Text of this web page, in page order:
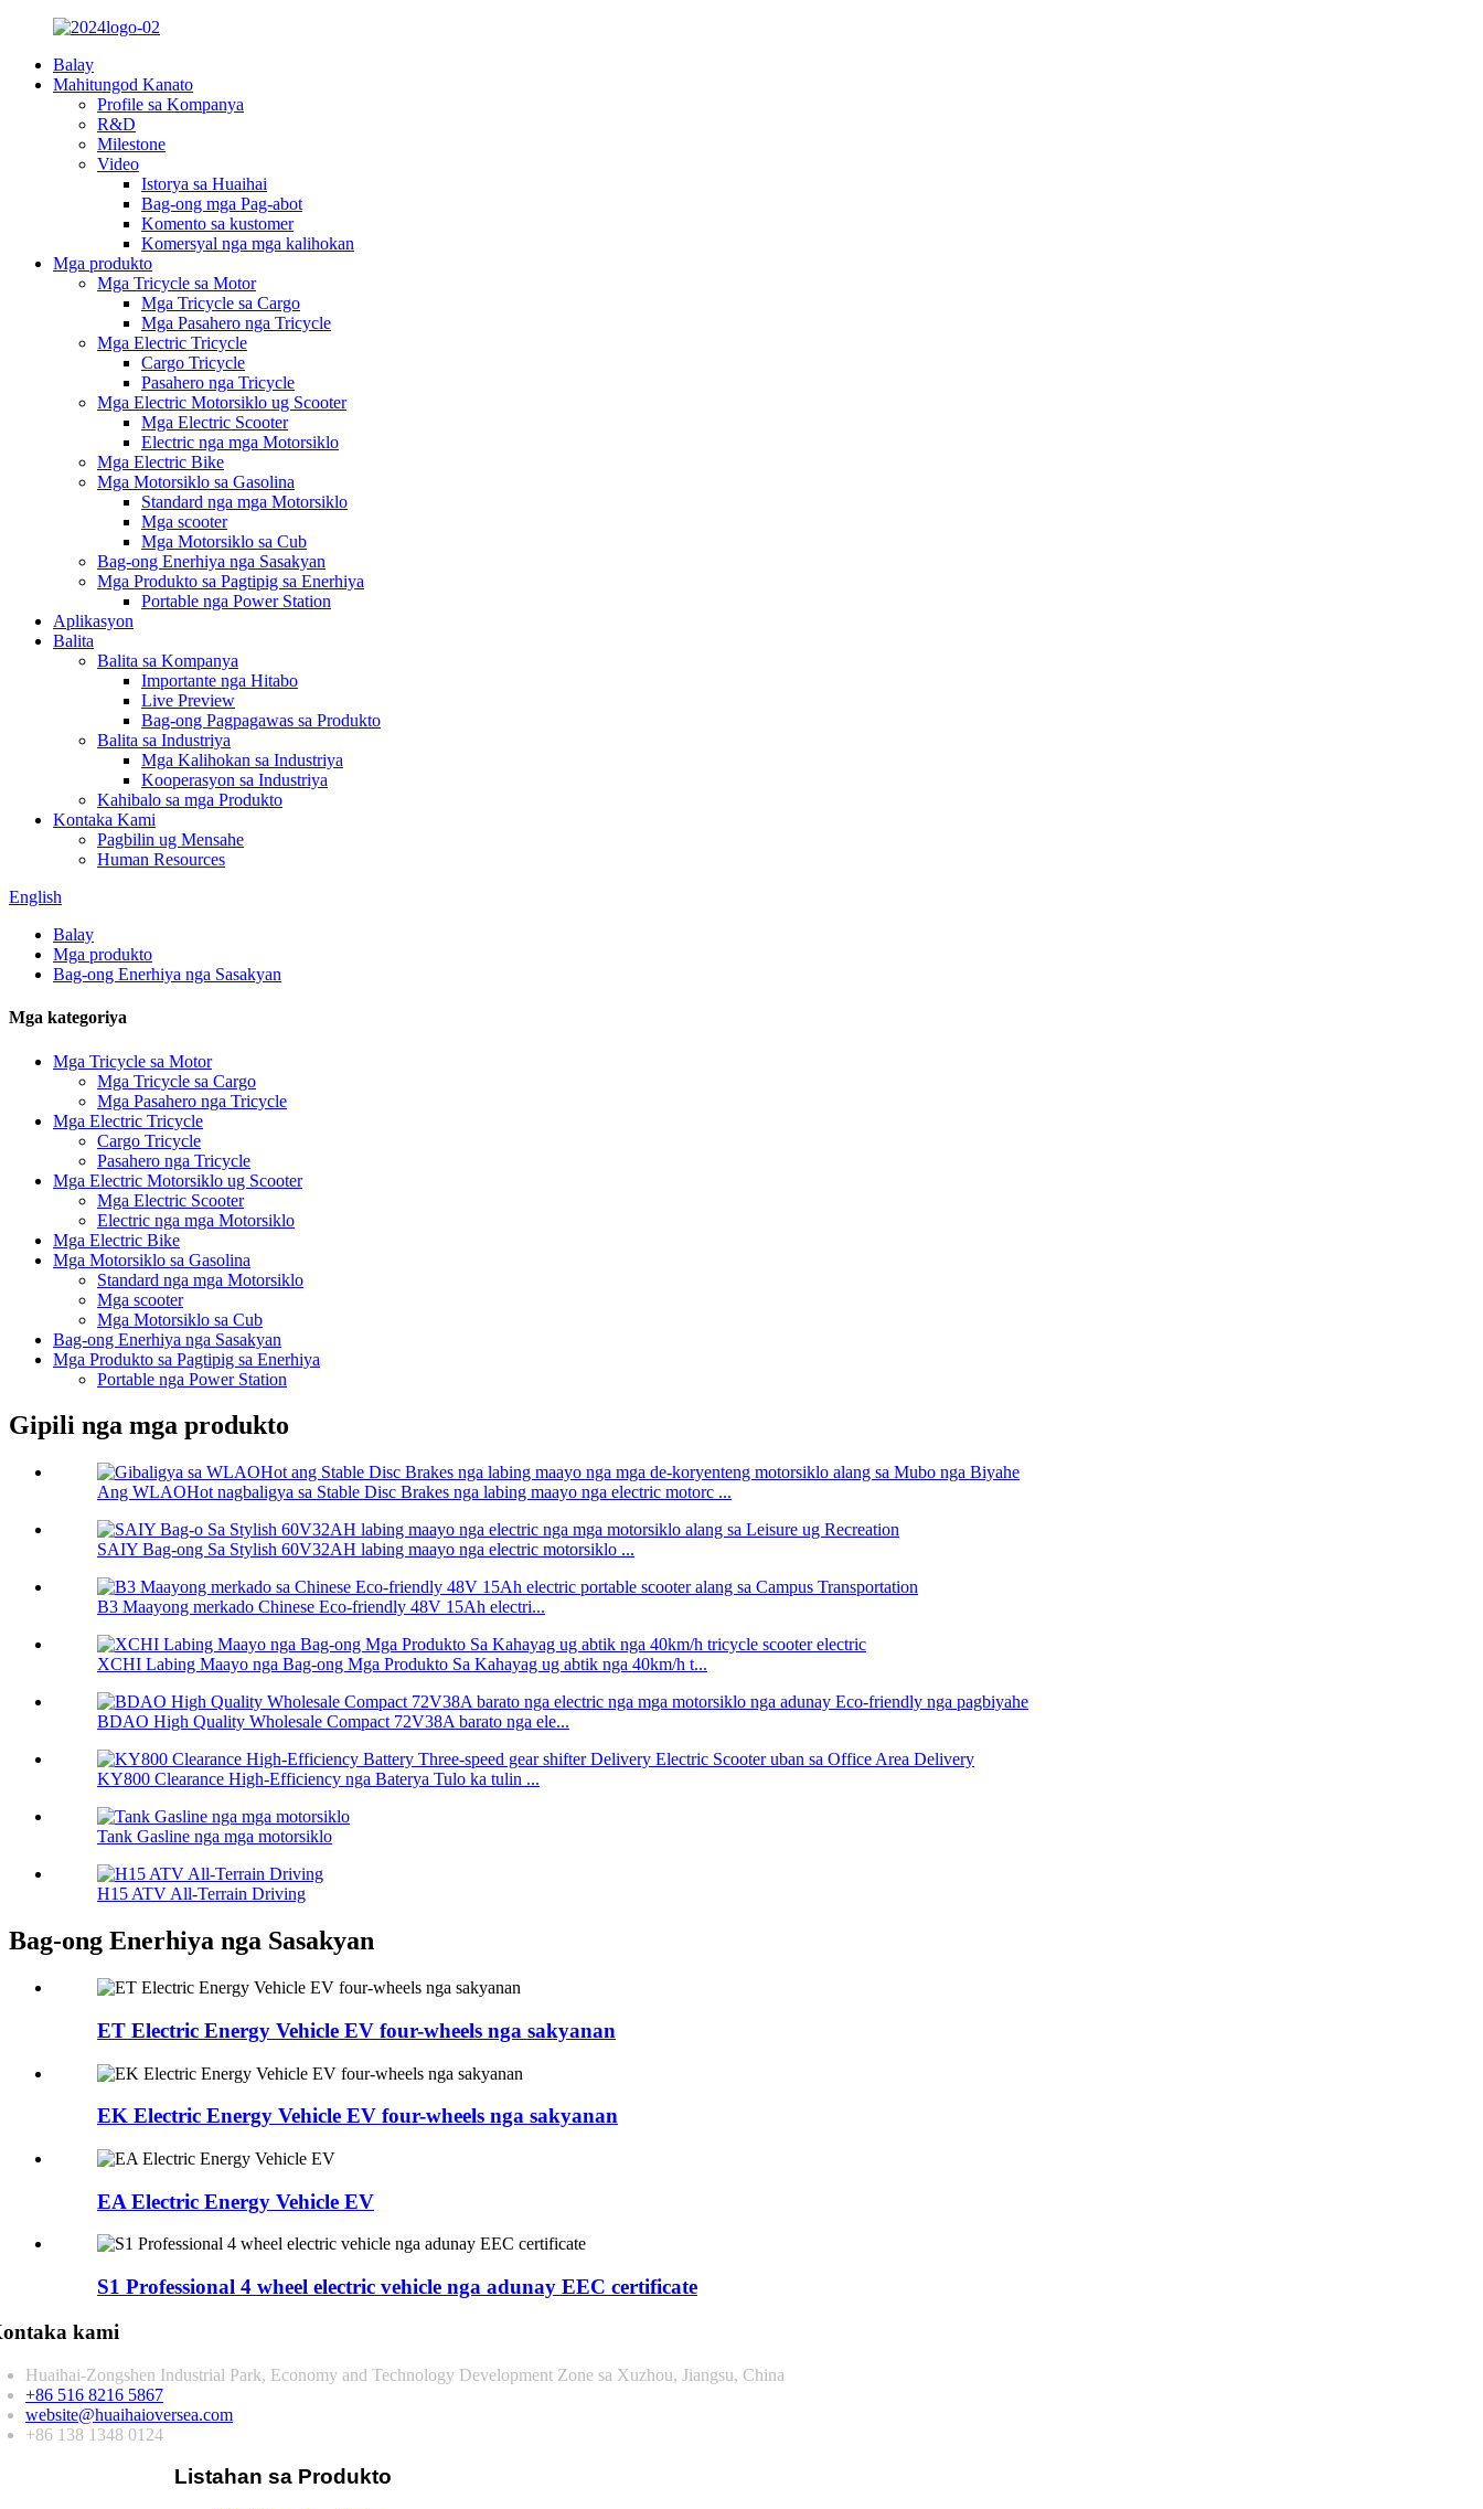
Balay
Mahitungod Kanato
Profile sa Kompanya
R&D
Milestone
Video
Istorya sa Huaihai
Bag-ong mga Pag-abot
Komento sa kustomer
Komersyal nga mga kalihokan
Mga produkto
Mga Tricycle sa Motor
Mga Tricycle sa Cargo
Mga Pasahero nga Tricycle
Mga Electric Tricycle
Cargo Tricycle
Pasahero nga Tricycle
Mga Electric Motorsiklo ug Scooter
Mga Electric Scooter
Electric nga mga Motorsiklo
Mga Electric Bike
Mga Motorsiklo sa Gasolina
Standard nga mga Motorsiklo
Mga scooter
Mga Motorsiklo sa Cub
Bag-ong Enerhiya nga Sasakyan
Mga Produkto sa Pagtipig sa Enerhiya
Portable nga Power Station
Aplikasyon
Balita
Balita sa Kompanya
Importante nga Hitabo
Live Preview
Bag-ong Pagpagawas sa Produkto
Balita sa Industriya
Mga Kalihokan sa Industriya
Kooperasyon sa Industriya
Kahibalo sa mga Produkto
Kontaka Kami
Pagbilin ug Mensahe
Human Resources
English
Balay
Mga produkto
Bag-ong Enerhiya nga Sasakyan
Mga kategoriya
Mga Tricycle sa Motor
Mga Tricycle sa Cargo
Mga Pasahero nga Tricycle
Mga Electric Tricycle
Cargo Tricycle
Pasahero nga Tricycle
Mga Electric Motorsiklo ug Scooter
Mga Electric Scooter
Electric nga mga Motorsiklo
Mga Electric Bike
Mga Motorsiklo sa Gasolina
Standard nga mga Motorsiklo
Mga scooter
Mga Motorsiklo sa Cub
Bag-ong Enerhiya nga Sasakyan
Mga Produkto sa Pagtipig sa Enerhiya
Portable nga Power Station
Gipili nga mga produkto
Ang WLAOHot nagbaligya sa Stable Disc Brakes nga labing maayo nga electric motorc ...
SAIY Bag-ong Sa Stylish 60V32AH labing maayo nga electric motorsiklo ...
B3 Maayong merkado Chinese Eco-friendly 48V 15Ah electri...
XCHI Labing Maayo nga Bag-ong Mga Produkto Sa Kahayag ug abtik nga 40km/h t...
BDAO High Quality Wholesale Compact 72V38A barato nga ele...
KY800 Clearance High-Efficiency nga Baterya Tulo ka tulin ...
Tank Gasline nga mga motorsiklo
H15 ATV All-Terrain Driving
Bag-ong Enerhiya nga Sasakyan
ET Electric Energy Vehicle EV four-wheels nga sakyanan
EK Electric Energy Vehicle EV four-wheels nga sakyanan
EA Electric Energy Vehicle EV
S1 Professional 4 wheel electric vehicle nga adunay EEC certificate
kami
Huaihai-Zongshen Industrial Park, Economy and Technology Development Zone sa Xuzhou, Jiangsu, China
+86 516 8216 5867
website@huaihaioversea.com
+86 138 1348 0124
Listahan sa Produkto